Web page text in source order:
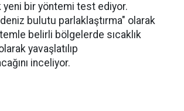
bir yöntemi test ediyor.
bulutu parlaklaştırma" olarak
belirli bölgelerde sıcaklık
yavaşlatılıp
inceliyor.